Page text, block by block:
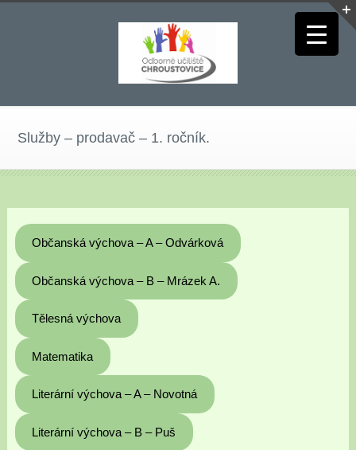
Služby – prodavač – 1. ročník.
Občanská výchova – A – Odvárková
Občanská výchova – B – Mrázek A.
Tělesná výchova
Matematika
Literární výchova – A – Novotná
Literární výchova – B – Puš